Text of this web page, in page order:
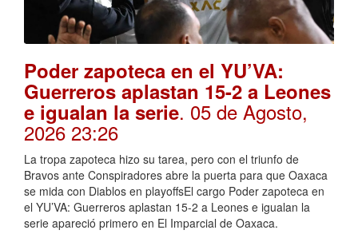
Poder zapoteca en el YU’VA:
Guerreros aplastan 15-2 a Leones
e igualan la serie. 05 de Agosto,
2026 23:26
La tropa zapoteca hizo su tarea, pero con el triunfo de
Bravos ante Conspiradores abre la puerta para que Oaxaca
se mida con Diablos en playoffsEl cargo Poder zapoteca en
el YU’VA: Guerreros aplastan 15-2 a Leones e igualan la
serie apareció primero en El Imparcial de Oaxaca.